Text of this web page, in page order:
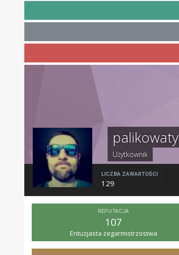
palikowaty
Użytkownik
LICZBA ZAWARTOŚCI
129
REPUTACJA
107
Entuzjasta zegarmistrzostwa